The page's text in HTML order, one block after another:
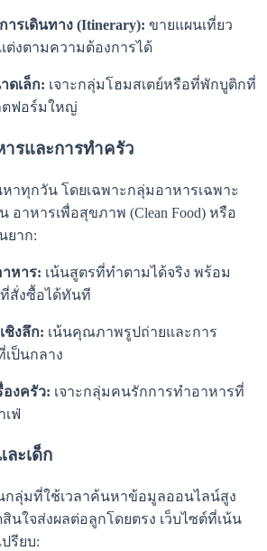
ารเดินทาง (Itinerary): ขายแผนเที่ยว
ต่งตามความต้องการได้
ดเล็ก: เจาะกลุ่มโฮมสเตย์หรือที่พักบูติกที่
ตฟอร์มใหญ่
ารและการทำครัว
าทุกวัน โดยเฉพาะกลุ่มอาหารเฉพาะ
อาหารเพื่อสุขภาพ (Clean Food) หรือ
ยาก:
หาร: เน้นสูตรที่ทำตามได้จริง พร้อม
สั่งซื้อได้ทันที
ชิงลึก: เน้นคุณภาพรูปถ่ายและการ
ป็นกลาง
งครัว: เจาะกลุ่มคนรักการทำอาหารที่
ฟ่
ละเด็ก
ลุ่มที่ใช้เวลาค้นหาข้อมูลออนไลน์สูง
นใจส่งผลต่อลูกโดยตรง เว็บไซต์ที่เน้น
รียบ: